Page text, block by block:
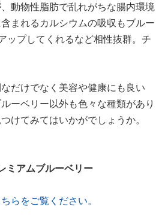
動物性脂肪で乱れがちな腸内環境
まれるカルシウムの吸収もブルー
ップしてくれるなど相性抜群。チ
だけでなく美容や健康にも良い
ーベリー以外も色々な種類があり
けてみてはいかがでしょうか。
ミアムブルーベリー
らをご覧ください。